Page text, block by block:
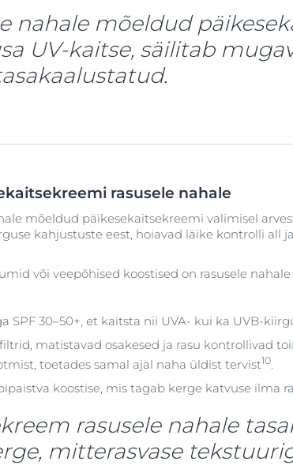
nahale mõeldud
UV-kaitse, säilitab
rasusele nahale
mõeldud päikesekaitsekreemi valimisel
kahjustuste eest, hoiavad läike kontrolli all
või veepõhised koostised on rasusele
SPF 30–50+, et kaitsta nii UVA- kui ka UVB-
matistavad osakesed ja rasu kontrollivad
toetades samal ajal naha üldist tervist10.
koostise, mis tagab kerge katvuse ilma
rasusele nahale
mitterasvase